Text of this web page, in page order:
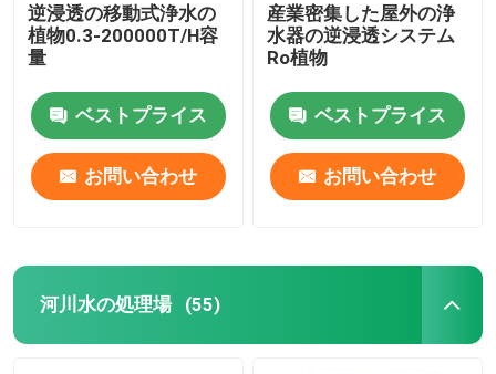
逆浸透の移動式浄水の
植物0.3-200000T/H容
量
ベストプライス
お問い合わせ
産業密集した屋外の浄
水器の逆浸透システム
Ro植物
ベストプライス
お問い合わせ
河川水の処理場 (55)